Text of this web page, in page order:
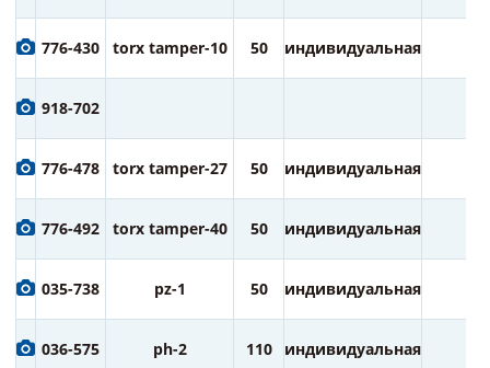
776-430 torx tamper-10 50 индивидуальная
918-702
776-478 torx tamper-27 50 индивидуальная
776-492 torx tamper-40 50 индивидуальная
035-738 pz-1 50 индивидуальная
036-575 ph-2 110 индивидуальная